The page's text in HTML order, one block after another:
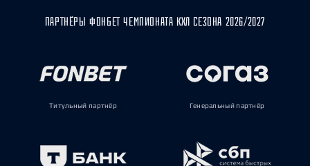
ПАРТНЁРЫ ФОНБЕТ ЧЕМПИОНАТА КХЛ СЕЗОНА 2026/2027
Титульный партнёр Генеральный партнёр